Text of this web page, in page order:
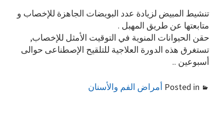
تنشيط المبيض لزيادة عدد البويضات الجاهزة للإخصاب و
متابعتها عن طريق المهبل .
حقن الحيوانات المنوية في التوقيت الأمثل للإخصاب,
تستغرق هذه الدورة العلاجية للتلقيح الإصطناعى حوالى
أسبوعين ..
Posted in أمراض الفم والأسنان